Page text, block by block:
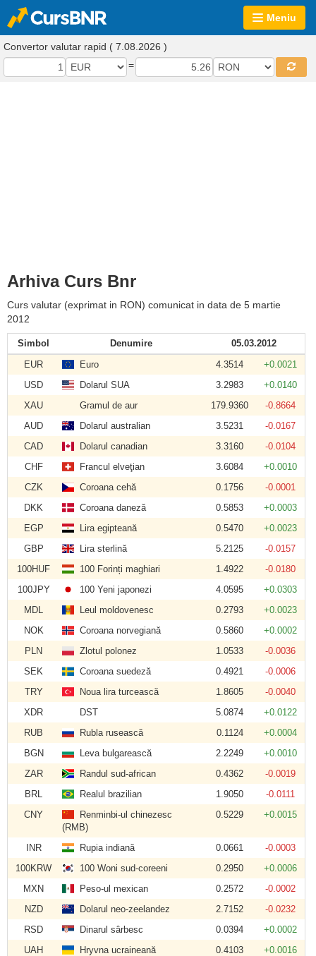
Meniu
Convertor valutar rapid ( 7.08.2026 )
=
Arhiva Curs Bnr
Curs valutar (exprimat in RON) comunicat in data de 5 martie
2012
Simbol Denumire
05.03.2012
EUR
Euro 4.3514
+0.0021
USD
Dolarul SUA 3.2983
+0.0140
XAU
Gramul de aur 179.9360
-0.8664
AUD
Dolarul australian 3.5231
-0.0167
CAD
Dolarul canadian 3.3160
-0.0104
CHF
Francul elveţian 3.6084
+0.0010
CZK
Coroana cehă 0.1756
-0.0001
DKK
Coroana daneză 0.5853
+0.0003
EGP
Lira egipteană 0.5470
+0.0023
GBP
Lira sterlină 5.2125
-0.0157
100HUF
100 Forinți maghiari 1.4922
-0.0180
100JPY
100 Yeni japonezi 4.0595
+0.0303
MDL
Leul moldovenesc 0.2793
+0.0023
NOK
Coroana norvegiană 0.5860
+0.0002
PLN
Zlotul polonez 1.0533
-0.0036
SEK
Coroana suedeză 0.4921
-0.0006
TRY
Noua lira turcească 1.8605
-0.0040
XDR
DST 5.0874
+0.0122
RUB
Rubla rusească 0.1124
+0.0004
BGN
Leva bulgarească 2.2249
+0.0010
ZAR
Randul sud-african 0.4362
-0.0019
BRL
Realul brazilian 1.9050
-0.0111
CNY
Renminbi-ul chinezesc
(RMB)
0.5229 +0.0015
INR Rupia indiană 0.0661
-0.0003
100KRW
100 Woni sud-coreeni 0.2950
+0.0006
MXN
Peso-ul mexican 0.2572
-0.0002
NZD
Dolarul neo-zeelandez 2.7152
-0.0232
RSD
Dinarul sârbesc 0.0394
+0.0002
UAH
Hryvna ucraineană 0.4103
+0.0016